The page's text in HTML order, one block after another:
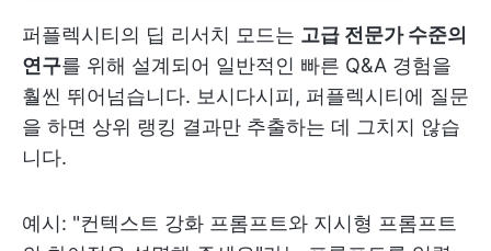
퍼플렉시티의 딥 리서치 모드는 고급 전문가 수준의
연구를 위해 설계되어 일반적인 빠른 Q&A 경험을
훨씬 뛰어넘습니다. 보시다시피, 퍼플렉시티에 질문
을 하면 상위 랭킹 결과만 추출하는 데 그치지 않습
니다.
예시: "컨텍스트 강화 프롬프트와 지시형 프롬프트